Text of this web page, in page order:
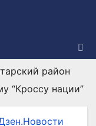
район
“Кроссу нации”